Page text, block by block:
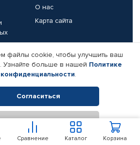
Сравнение Корзина
Каталог
О нас
Карта сайта
Реквизиты компании
2015-2026. Все права защищены.
товаров Автопрофи.
файлы cookie, чтобы улучшить ваш
Узнайте больше в нашей Политике
конфиденциальности.
Согласиться
Отклонить
В корзину